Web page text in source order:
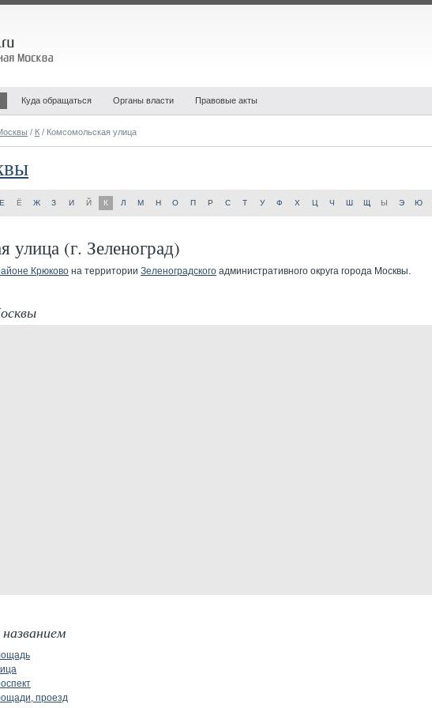
Куда обращаться Органы власти Правовые акты
/ К / Комсомольская улица
Е Ё Ж З И Й К Л М Н О П Р С Т У Ф Х Ц Ч Ш Щ Ы Э Ю
улица (г. Зеленоград)
Крюково на территории Зеленоградского административного округа города Москвы.
проезд